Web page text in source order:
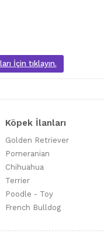
İçin tıklayın.
Köpek İlanları
Golden Retriever
Pomeranian
Chihuahua
Terrier
Poodle - Toy
French Bulldog